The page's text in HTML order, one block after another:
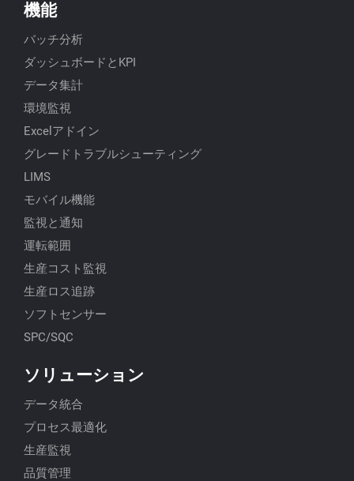
機能
バッチ分析
ダッシュボードとKPI
データ集計
環境監視
Excelアドイン
グレードトラブルシューティング
LIMS
モバイル機能
監視と通知
運転範囲
生産コスト監視
生産ロス追跡
ソフトセンサー
SPC/SQC
ソリューション
データ統合
プロセス最適化
生産監視
品質管理